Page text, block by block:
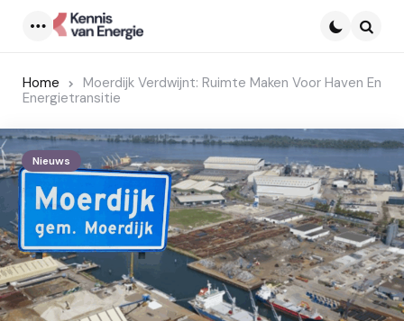
Home
Moerdijk Verdwijnt: Ruimte Maken Voor Haven En
Energietransitie
Nieuws